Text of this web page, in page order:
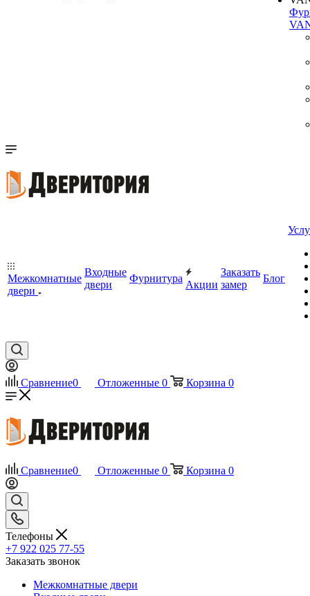
Межкомнатные
двери
Входные
двери
Фурнитура
Акции
Заказать
замер
Блог
Сравнение0 Отложенные 0 Корзина 0
Сравнение0 Отложенные 0 Корзина 0
Телефоны
+7 922 025 77-55
Заказать звонок
Межкомнатные двери